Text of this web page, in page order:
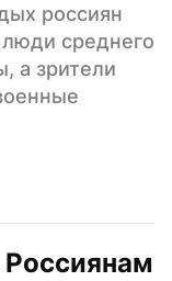
россиян
среднего
а зрители